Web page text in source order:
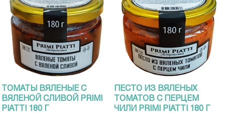
ТОМАТЫ ВЯЛЕНЫЕ С
ВЯЛЕНОЙ СЛИВОЙ PRIMI
PIATTI 180 Г
ПЕСТО ИЗ ВЯЛЕНЫХ
ТОМАТОВ С ПЕРЦЕМ
ЧИЛИ PRIMI PIATTI 180 Г